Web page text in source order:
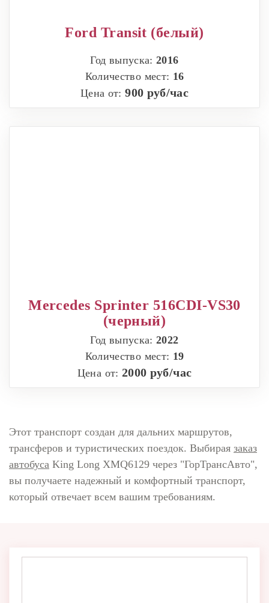
Ford Transit (белый)
Год выпуска:2016
Количество мест: 16
Цена от:900 руб/час
Mercedes Sprinter 516CDI-VS30
(черный)
Год выпуска:2022
Количество мест: 19
Цена от: 2000 руб/час
Этот транспорт создан для дальних маршрутов,
трансферов и туристических поездок. Выбирая заказ
автобуса King Long XMQ6129 через "ГорТрансАвто",
вы получаете надежный и комфортный транспорт,
который отвечает всем вашим требованиям.